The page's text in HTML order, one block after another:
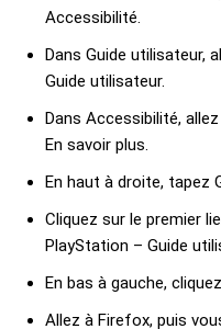
Accessibilité.
Dans Guide utilisateur,
Guide utilisateur.
Dans Accessibilité,
En savoir plus.
En haut à droite, tapez
Cliquez sur le premier
PlayStation – Guide
En bas à gauche,
Allez à Firefox, puis